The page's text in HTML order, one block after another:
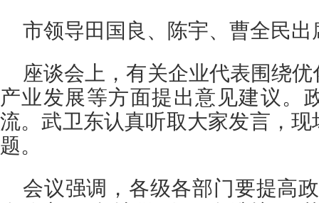
市领导田国良、陈宇、曹全民出
座谈会上，有关企业代表围绕
产业发展等方面提出意见建议。
流。武卫东认真听取大家发言，
题。
会议强调，各级各部门要提高